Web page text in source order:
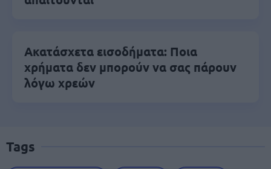
Ακατάσχετα εισοδήματα: Ποια
χρήματα δεν μπορούν να σας πάρουν
λόγω χρεών
Tags